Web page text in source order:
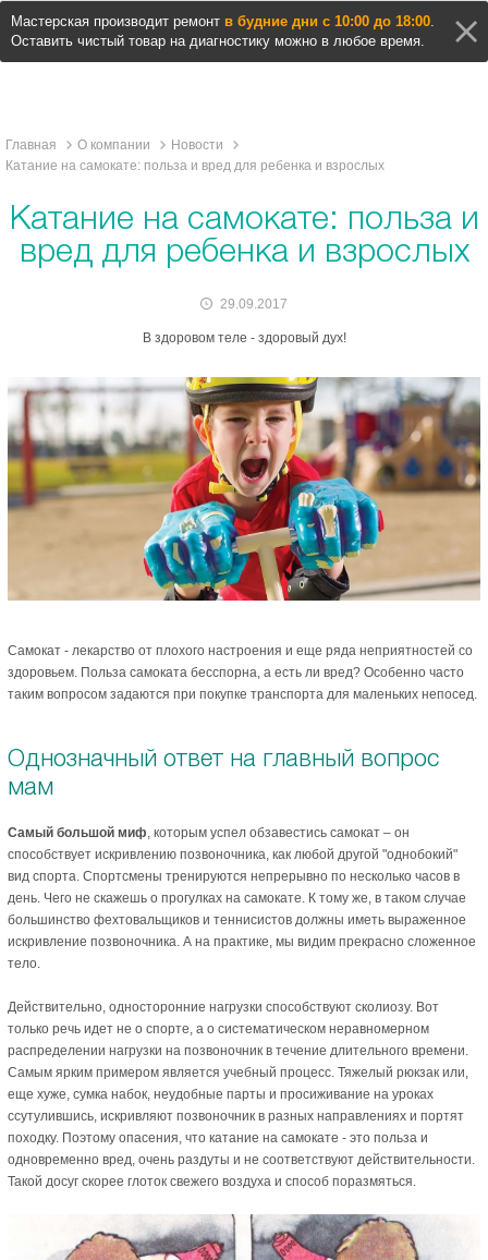
Мастерская производит ремонт в будние дни с 10:00 до 18:00.
Оставить чистый товар на диагностику можно в любое время.
Главная О компании
Новости
Катание на самокате: польза и вред для ребенка и взрослых
Катание на самокате: польза и
вред для ребенка и взрослых
29.09.2017
В здоровом теле - здоровый дух!
Самокат - лекарство от плохого настроения и еще ряда неприятностей со
здоровьем. Польза самоката бесспорна, а есть ли вред? Особенно часто
таким вопросом задаются при покупке транспорта для маленьких непосед.
Однозначный ответ на главный вопрос
мам
Самый большой миф, которым успел обзавестись самокат – он
способствует искривлению позвоночника, как любой другой "однобокий"
вид спорта. Спортсмены тренируются непрерывно по несколько часов в
день. Чего не скажешь о прогулках на самокате. К тому же, в таком случае
большинство фехтовальщиков и теннисистов должны иметь выраженное
искривление позвоночника. А на практике, мы видим прекрасно сложенное
тело.
Действительно, односторонние нагрузки способствуют сколиозу. Вот
только речь идет не о спорте, а о систематическом неравномерном
распределении нагрузки на позвоночник в течение длительного времени.
Самым ярким примером является учебный процесс. Тяжелый рюкзак или,
еще хуже, сумка набок, неудобные парты и просиживание на уроках
ссутулившись, искривляют позвоночник в разных направлениях и портят
походку. Поэтому опасения, что катание на самокате - это польза и
одновременно вред, очень раздуты и не соответствуют действительности.
Такой досуг скорее глоток свежего воздуха и способ поразмяться.